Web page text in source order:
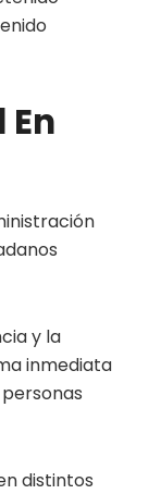
y la
inmediata
distintos